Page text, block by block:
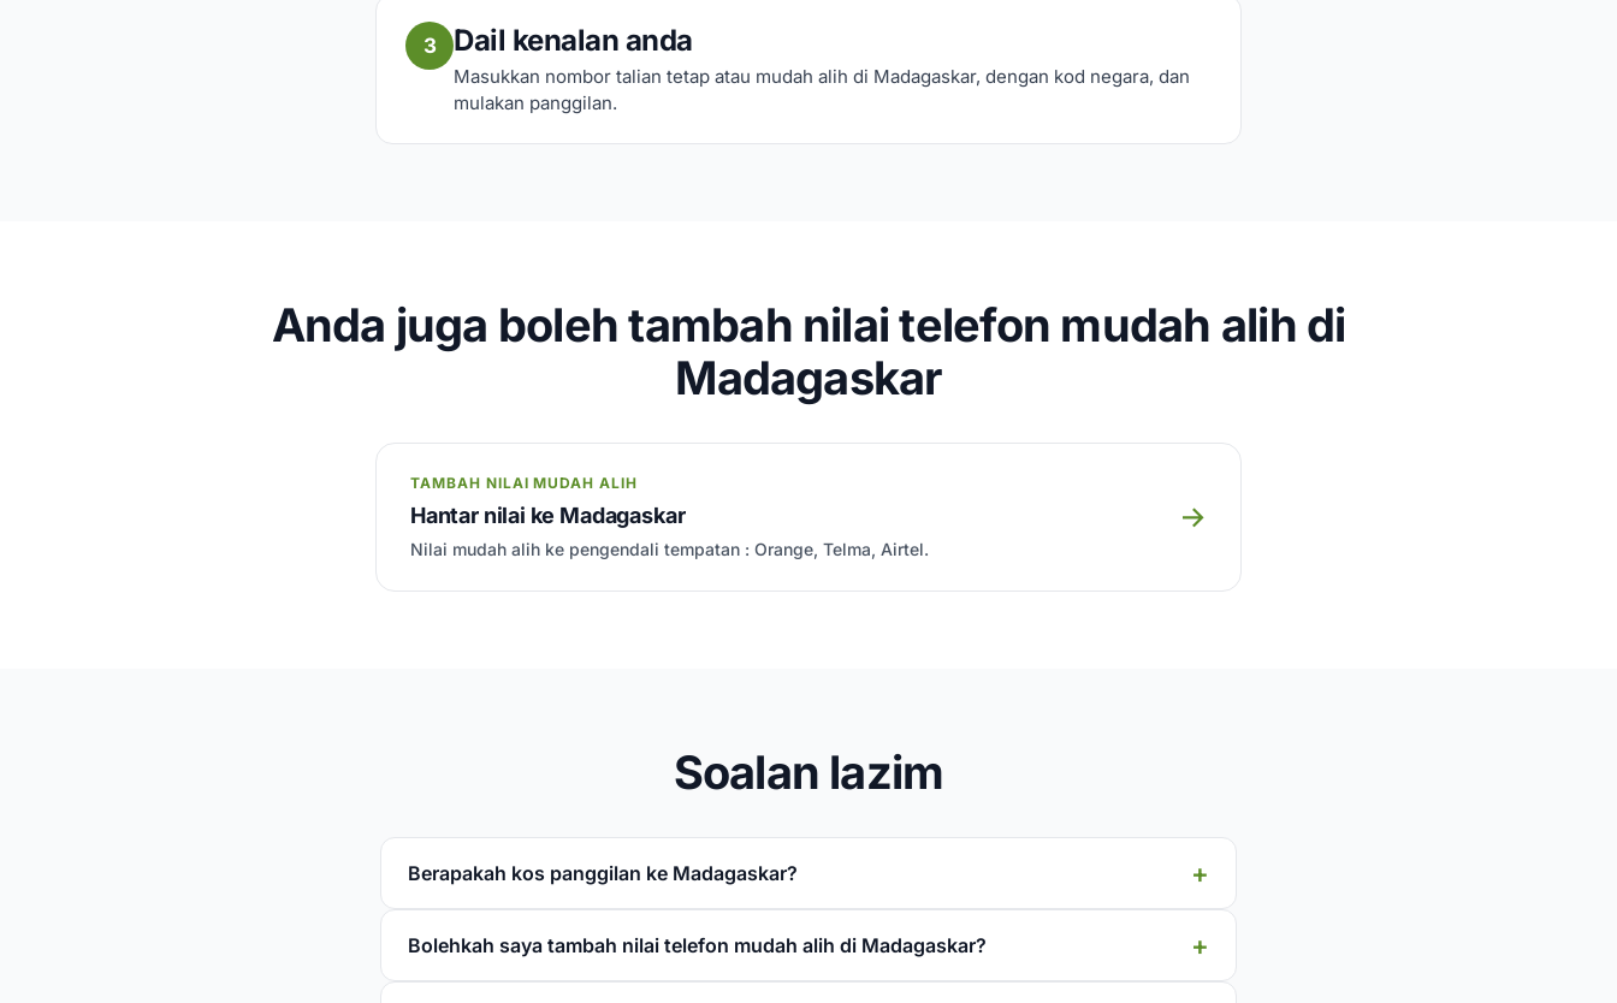
3 Dail kenalan anda
Masukkan nombor talian tetap atau mudah alih di Madagaskar, dengan kod negara, dan
mulakan panggilan.
Anda juga boleh tambah nilai telefon mudah alih di
Madagaskar
TAMBAH NILAI MUDAH ALIH
Hantar nilai ke Madagaskar
Nilai mudah alih ke pengendali tempatan : Orange, Telma, Airtel.
→
Soalan lazim
Berapakah kos panggilan ke Madagaskar?
Bolehkah saya tambah nilai telefon mudah alih di Madagaskar?